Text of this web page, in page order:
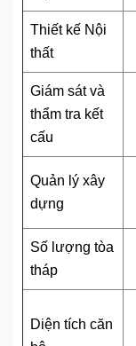
Thiết kế Nội
thất
Giám sát và
thẩm tra kết
cấu
Quản lý xây
dựng
Số lượng tòa
tháp
Diện tích căn